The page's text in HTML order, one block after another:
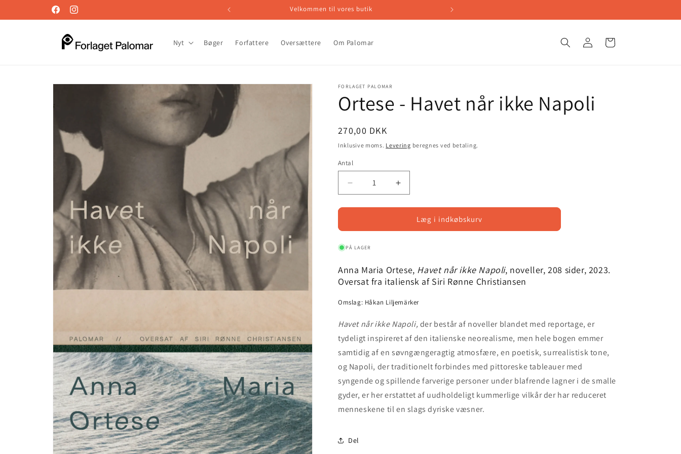
FacebookInstagram
Velkommen til vores butik
Nyt Bøger Forfattere Oversættere Om Palomar
ind
Indkøbskurv
FORLAGET PALOMAR
Ortese - Havet når ikke Napoli
Normalpris
270,00 DKK
Inklusive moms. Levering beregnes ved betaling.
Antal
Reducer
antallet
for
-
når
Napoli
Øg
antallet
for
Ortese
-
Napoli
Læg i indkøbskurv
PÅ LAGER
Anna Maria Ortese, Havet når ikke Napoli, noveller, 208 sider, 2023.
Oversat fra italiensk af Siri Rønne Christiansen
Omslag: Håkan Liljemärker
Havet når ikke Napoli,der består af noveller blandet med reportage, er
tydeligt inspireret af den italienske neorealisme, men hele bogen emmer
samtidig af en søvngængeragtig atmosfære, en poetisk, surrealistisk tone,
og Napoli, der traditionelt forbindes med pittoreske tableauer med
syngende og spillende farverige personer under blafrende lagner i de smalle
gyder, er her erstattet af uudholdeligt kummerlige vilkår der har reduceret
menneskene til en slags dyriske væsner.
Del